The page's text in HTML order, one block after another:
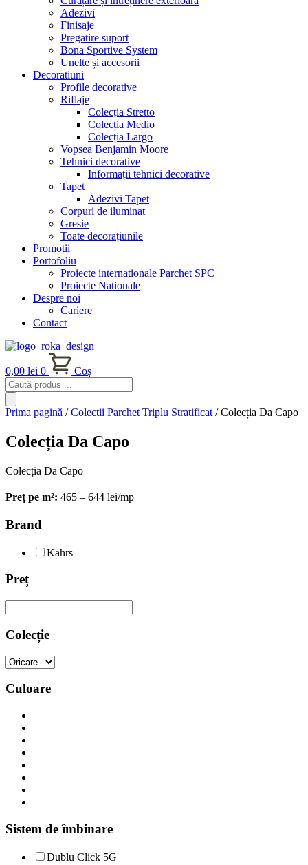
Adezivi
Finisaje
Pregatire suport
Bona Sportive System
Unelte și accesorii
Decoratiuni
Profile decorative
Riflaje
Colecția Stretto
Colecția Medio
Colecția Largo
Vopsea Benjamin Moore
Tehnici decorative
Informații tehnici decorative
Tapet
Adezivi Tapet
Corpuri de iluminat
Gresie
Toate decorațiunile
Promotii
Portofoliu
Proiecte internationale Parchet SPC
Proiecte Nationale
Despre noi
Cariere
Contact
0,00 lei 0
Coș
Products
search
Prima pagină /Colectii Parchet Triplu Stratificat / Colecția Da Capo
Colecția Da Capo
Colecția Da Capo
Preț pe m²: 465 – 644 lei/mp
Brand
Kahrs
Preț
Colecție
Culoare
Sistem de îmbinare
Dublu Click 5G